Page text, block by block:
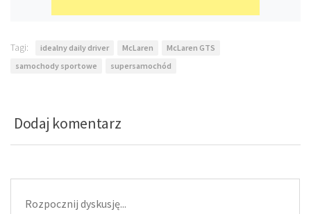
Tagi: idealny daily driver McLaren
McLaren GTS
samochody sportowe
supersamochód
Dodaj komentarz